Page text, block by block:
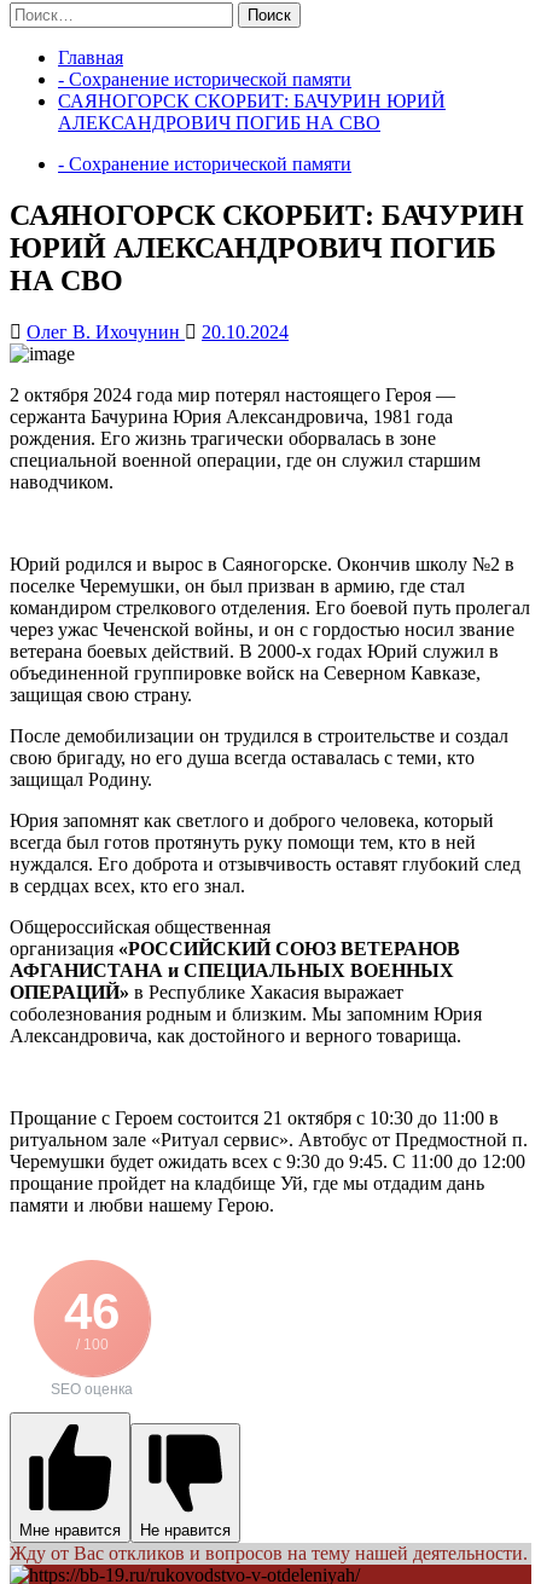
Найти:
Главная
- Сохранение исторической памяти
САЯНОГОРСК СКОРБИТ: БАЧУРИН ЮРИЙ
АЛЕКСАНДРОВИЧ ПОГИБ НА СВО
- Сохранение исторической памяти
САЯНОГОРСК СКОРБИТ: БАЧУРИН
ЮРИЙ АЛЕКСАНДРОВИЧ ПОГИБ
НА СВО
Олег В. Ихочунин 20.10.2024
2 октября 2024 года мир потерял настоящего Героя —
сержанта Бачурина Юрия Александровича, 1981 года
рождения. Его жизнь трагически оборвалась в зоне
специальной военной операции, где он служил старшим
наводчиком.
Юрий родился и вырос в Саяногорске. Окончив школу №2 в
поселке Черемушки, он был призван в армию, где стал
командиром стрелкового отделения. Его боевой путь пролегал
через ужас Чеченской войны, и он с гордостью носил звание
ветерана боевых действий. В 2000-х годах Юрий служил в
объединенной группировке войск на Северном Кавказе,
защищая свою страну.
После демобилизации он трудился в строительстве и создал
свою бригаду, но его душа всегда оставалась с теми, кто
защищал Родину.
Юрия запомнят как светлого и доброго человека, который
всегда был готов протянуть руку помощи тем, кто в ней
нуждался. Его доброта и отзывчивость оставят глубокий след
в сердцах всех, кто его знал.
Общероссийская общественная
организация «РОССИЙСКИЙ СОЮЗ ВЕТЕРАНОВ
АФГАНИСТАНА и СПЕЦИАЛЬНЫХ ВОЕННЫХ
ОПЕРАЦИЙ» в Республике Хакасия выражает
соболезнования родным и близким. Мы запомним Юрия
Александровича, как достойного и верного товарища.
Прощание с Героем состоится 21 октября с 10:30 до 11:00 в
ритуальном зале «Ритуал сервис». Автобус от Предмостной п.
Черемушки будет ожидать всех с 9:30 до 9:45. С 11:00 до 12:00
прощание пройдет на кладбище Уй, где мы отдадим дань
памяти и любви нашему Герою.
46
/ 100
SEO оценка
Мне нравится Не нравится
Жду от Вас откликов и вопросов на тему нашей деятельности.